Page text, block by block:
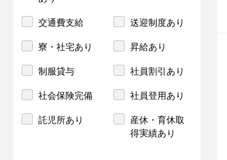
交通費支給 送迎制度あり
寮・社宅あり 昇給あり
制服貸与 社員割引あり
社会保険完備 社員登用あり
託児所あり
産休・育休取
得実績あり